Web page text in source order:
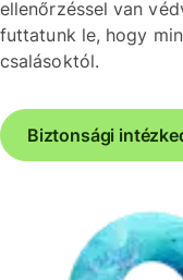
ellenőrzéssel van
futtatunk le, hogy
csalásoktól.
Biztonsági